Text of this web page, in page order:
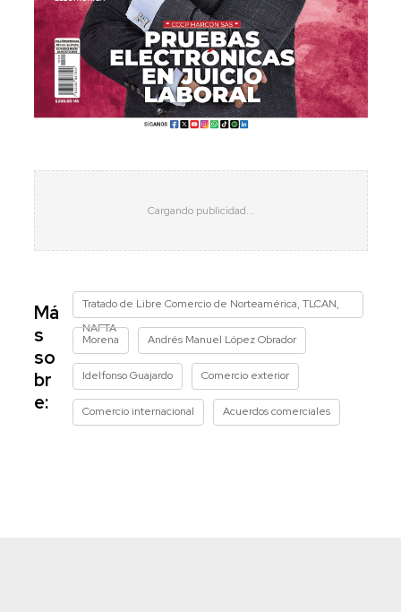
Má
s
so
br
e:
Tratado de Libre Comercio de Norteamérica, TLCAN,
NAFTA
Morena
Andrés Manuel López Obrador
Idelfonso Guajardo Comercio exterior
Comercio internacional Acuerdos comerciales